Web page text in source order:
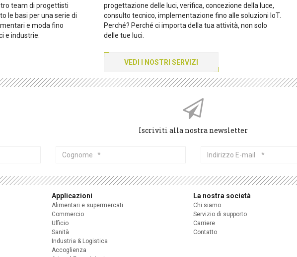
team di progettisti
le basi per una serie di
e moda fino
e industrie.
progettazione delle luci, verifica, concezione della luce,
consulto tecnico, implementazione fino alle soluzioni IoT.
Perché? Perché ci importa della tua attività, non solo
delle tue luci.
VEDI I NOSTRI SERVIZI
Iscriviti alla nostra newsletter
Cognome
Indirizzo
Applicazioni
Alimentari e supermercati
Commercio
Ufficio
Sanità
Industria & Logistica
Accoglienza
La nostra società
Chi siamo
Servizio di supporto
Carriere
Contatto